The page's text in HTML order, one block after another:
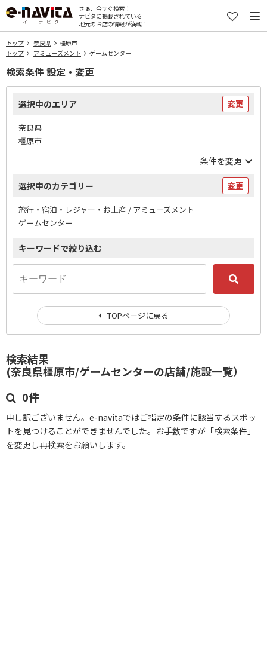
さぁ、今すぐ検索！
ナビタに掲載されている
地元のお店の情報が満載！
トップ 奈良県
橿原市
トップ
アミューズメント ゲームセンター
検索結果
(奈良県橿原市/ゲームセンターの店舗/施設一覧）
0件
申し訳ございません。e-navitaではご指定の条件に該当するスポッ
トを見つけることができませんでした。お手数ですが「検索条件」
を変更し再検索をお願いします。
検索条件 設定・変更
選択中のエリア 変更
奈良県
橿原市
条件を変更
選択中のカテゴリー 変更
旅行・宿泊・レジャー・お土産 / アミューズメント
ゲームセンター
キーワードで絞り込む
TOPページに戻る